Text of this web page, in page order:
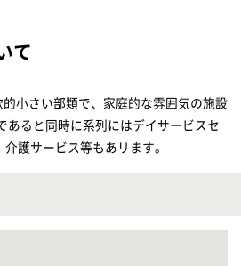
【ケアマネジャー】支援センターぬくもり
月給：350,000円〜400,000円 基本給：350,000円〜400,000円 給与支払日：毎月末日締 翌月10日支払い